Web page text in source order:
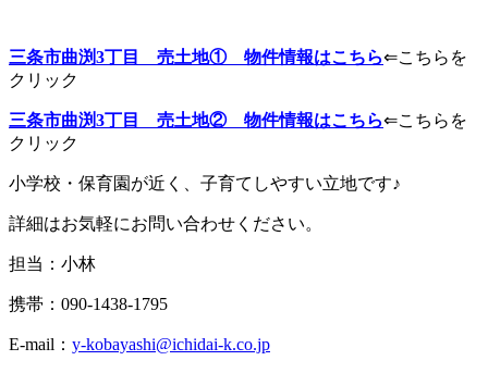
三条市曲渕3丁目 売土地① 物件情報はこちら⇐こちらを
クリック
三条市曲渕3丁目 売土地② 物件情報はこちら⇐こちらを
クリック
小学校・保育園が近く、子育てしやすい立地です♪
詳細はお気軽にお問い合わせください。
担当：小林
携帯：090-1438-1795
E-mail： y-kobayashi@ichidai-k.co.jp